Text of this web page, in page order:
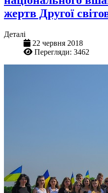
жертв Другої
Деталі
22 червня 2018
Перегляди: 3462